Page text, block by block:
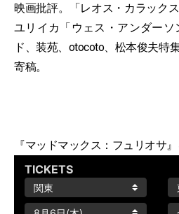
映画批評。「レオス・カラック
ユリイカ「ウェス・アンダー
ド、装苑、otocoto、松本俊夫特
寄稿。
『マッドマックス：フュリオサ